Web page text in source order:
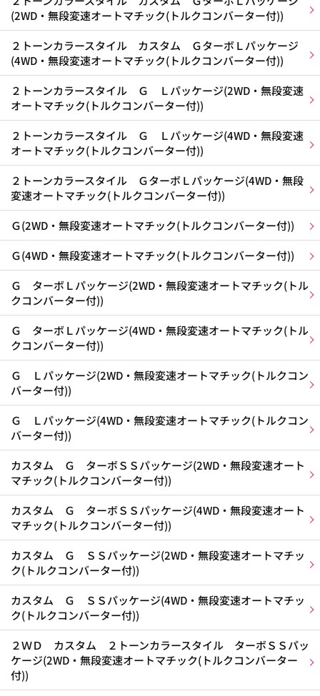
(2WD・無段変速オートマチック(トルクコンバーター付))
２トーンカラースタイル カスタム ＧターボＬパッケージ
(4WD・無段変速オートマチック(トルクコンバーター付))
２トーンカラースタイル Ｇ Ｌパッケージ(2WD・無段変速
オートマチック(トルクコンバーター付))
２トーンカラースタイル Ｇ Ｌパッケージ(4WD・無段変速
オートマチック(トルクコンバーター付))
２トーンカラースタイル ＧターボＬパッケージ(4WD・無段
変速オートマチック(トルクコンバーター付))
Ｇ(2WD・無段変速オートマチック(トルクコンバーター付))
Ｇ(4WD・無段変速オートマチック(トルクコンバーター付))
Ｇ ターボＬパッケージ(2WD・無段変速オートマチック(トル
クコンバーター付))
Ｇ ターボＬパッケージ(4WD・無段変速オートマチック(トル
クコンバーター付))
Ｇ Ｌパッケージ(2WD・無段変速オートマチック(トルクコン
バーター付))
Ｇ Ｌパッケージ(4WD・無段変速オートマチック(トルクコン
バーター付))
カスタム Ｇ ターボＳＳパッケージ(2WD・無段変速オート
マチック(トルクコンバーター付))
カスタム Ｇ ターボＳＳパッケージ(4WD・無段変速オート
マチック(トルクコンバーター付))
カスタム Ｇ ＳＳパッケージ(2WD・無段変速オートマチッ
ク(トルクコンバーター付))
カスタム Ｇ ＳＳパッケージ(4WD・無段変速オートマチッ
ク(トルクコンバーター付))
２ＷＤ カスタム ２トーンカラースタイル ターボＳＳパッ
ケージ(2WD・無段変速オートマチック(トルクコンバーター
付))